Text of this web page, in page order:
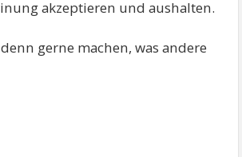
akzeptieren und aushalten.
gerne machen, was andere